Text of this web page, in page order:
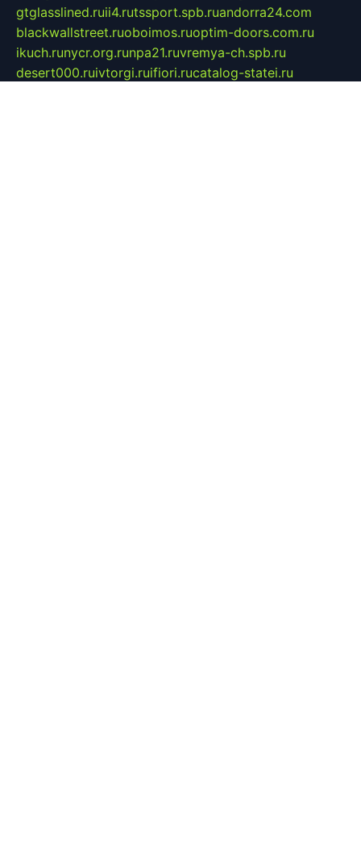
gtglasslined.ruii4.rutssport.spb.ruandorra24.com
blackwallstreet.ruoboimos.ruoptim-doors.com.ru
ikuch.runycr.org.runpa21.ruvremya-ch.spb.ru
desert000.ruivtorgi.ruifiori.rucatalog-statei.ru